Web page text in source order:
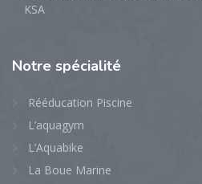
KSA
Notre spécialité
Rééducation Piscine
L’aquagym
L’Aquabike
La Boue Marine